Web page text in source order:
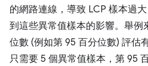
的網路連線，導致 LCP 樣本過
到這些異常值樣本的影響。舉例
位數 (例如第 95 百分位數) 評估
只需要 5 個異常值樣本，第 95